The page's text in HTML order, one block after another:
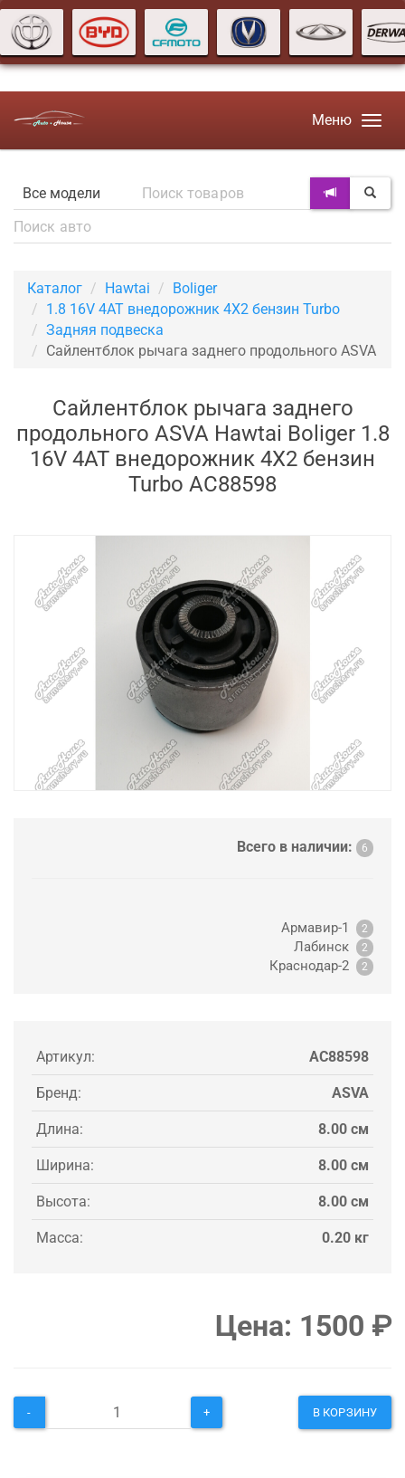
Меню
Каталог Hawtai
Boliger
1.8 16V 4AT внедорожник 4X2 бензин Turbo
Задняя подвеска
Сайлентблок рычага заднего продольного ASVA
Сайлентблок рычага заднего
продольного ASVA Hawtai Boliger 1.8
16V 4AT внедорожник 4X2 бензин
Turbo AC88598
Всего в наличии: 6
Армавир-1 2
Лабинск 2
Краснодар-2 2
Артикул: AC88598
Бренд: ASVA
Длина: 8.00 см
Ширина: 8.00 см
Высота: 8.00 см
Масса: 0.20 кг
Цена: 1500 ₽
- + В КОРЗИНУ